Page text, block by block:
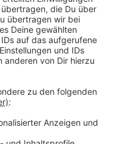
und Flohmarkt
gibt. Auch die
am Schloss
geplante
und zwar auf
den Ticketpreis
gekauft haben.